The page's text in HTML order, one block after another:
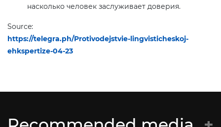
насколько человек заслуживает доверия.
Source:
https://telegra.ph/Protivodejstvie-lingvisticheskoj-
ehkspertize-04-23